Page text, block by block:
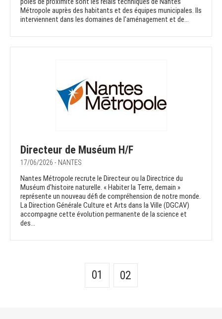
Métropole auprès des habitants et des équipes municipales. Ils
interviennent dans les domaines de l'aménagement et de...
Directeur de Muséum H/F
17/06/2026 - NANTES
Nantes Métropole recrute le Directeur ou la Directrice du
Muséum d'histoire naturelle. « Habiter la Terre, demain »
représente un nouveau défi de compréhension de notre monde.
La Direction Générale Culture et Arts dans la Ville (DGCAV)
accompagne cette évolution permanente de la science et
des...
01 02